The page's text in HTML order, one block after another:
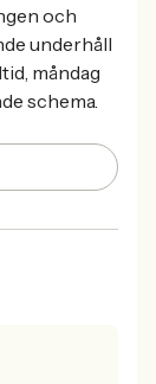
och
underhåll
måndag
schema.